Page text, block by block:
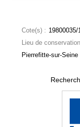
Cote(s) : 19800035/
Lieu de
Pierrefitte-sur-Seine